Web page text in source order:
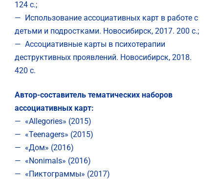
124 с.;
— Использование ассоциативных карт в работе с
детьми и подростками. Новосибирск, 2017. 200 с.;
— Ассоциативные карты в психотерапии
деструктивных проявлений. Новосибирск, 2018.
420 с.
Автор-составитель тематических наборов
ассоциативных карт:
— «Allegories» (2015)
— «Teenagers» (2015)
— «Дом» (2016)
— «Nonimals» (2016)
— «Пиктограммы» (2017)